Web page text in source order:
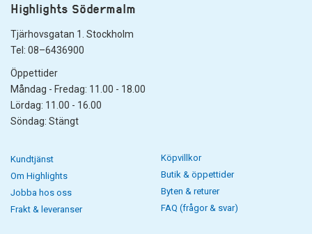
Highlights Södermalm
Tjärhovsgatan 1. Stockholm
Tel: 08–6436900
Öppettider
Måndag - Fredag: 11.00 - 18.00
Lördag: 11.00 - 16.00
Söndag: Stängt
Kundtjänst
Om Highlights
Jobba hos oss
Frakt & leveranser
Köpvillkor
Butik & öppettider
Byten & returer
FAQ (frågor & svar)